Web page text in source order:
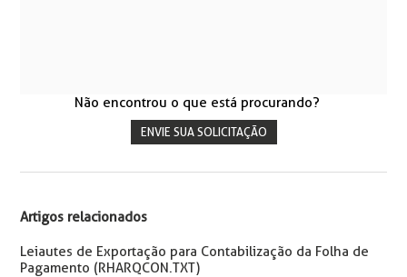
Não encontrou o que está procurando?
ENVIE SUA SOLICITAÇÃO
Artigos relacionados
Leiautes de Exportação para Contabilização da Folha de
Pagamento (RHARQCON.TXT)